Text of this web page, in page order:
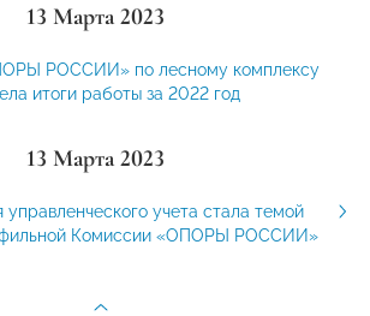
13 Марта 2023
РОССИИ» по лесному комплексу
итоги работы за 2022 год
13 Марта 2023
управленческого учета стала темой
Комиссии «ОПОРЫ РОССИИ»